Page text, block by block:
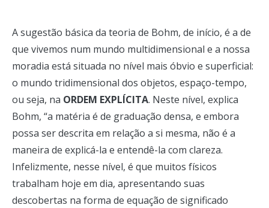
A sugestão básica da teoria de Bohm, de início, é a de
que vivemos num mundo multidimensional e a nossa
moradia está situada no nível mais óbvio e superficial:
o mundo tridimensional dos objetos, espaço-tempo,
ou seja, na ORDEM EXPLÍCITA. Neste nível, explica
Bohm, “a matéria é de graduação densa, e embora
possa ser descrita em relação a si mesma, não é a
maneira de explicá-la e entendê-la com clareza.
Infelizmente, nesse nível, é que muitos físicos
trabalham hoje em dia, apresentando suas
descobertas na forma de equação de significado